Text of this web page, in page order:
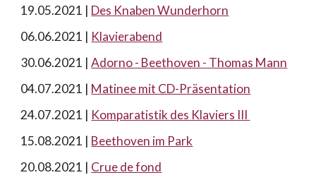
19.05.2021 | Des Knaben Wunderhorn
06.06.2021 | Klavierabend
30.06.2021 |Adorno - Beethoven - Thomas Mann
04.07.2021 | Matinee mit CD-Präsentation
24.07.2021 | Komparatistik des Klaviers III
15.08.2021 | Beethoven im Park
20.08.2021 | Crue de fond